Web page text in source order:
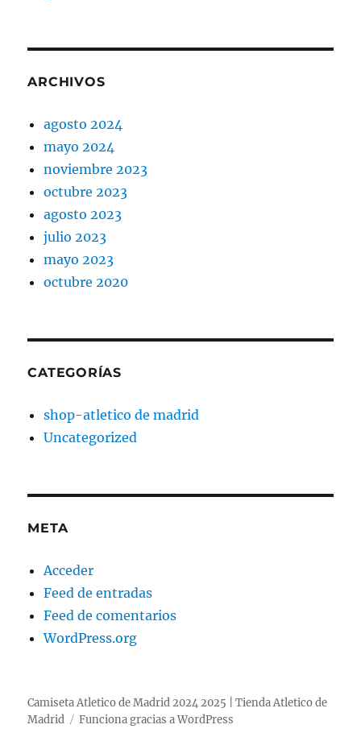
ARCHIVOS
agosto 2024
mayo 2024
noviembre 2023
octubre 2023
agosto 2023
julio 2023
mayo 2023
octubre 2020
CATEGORÍAS
shop-atletico de madrid
Uncategorized
META
Acceder
Feed de entradas
Feed de comentarios
WordPress.org
Camiseta Atletico de Madrid 2024 2025 | Tienda Atletico de
Madrid
Funciona gracias a WordPress